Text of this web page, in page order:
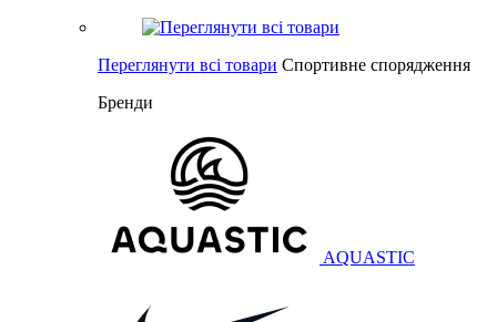
Переглянути всі товари Спортивне спорядження
Бренди
AQUASTIC